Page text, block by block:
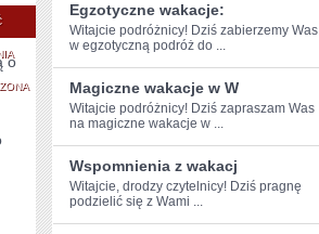
ANALIZA
TECHNICZNA
KREDYTY
KONSUMENCKIE
o
Egzotyczne wakacje:
Witajcie podróżnicy! Dziś zabierzemy Was
w egzotyczną podróż do⁣ ...
Magiczne wakacje w W
Witajcie podróżnicy! Dziś zapraszam Was
na magiczne wakacje w ...
Wspomnienia z wakacj
Witajcie, ⁣drodzy ‌czytelnicy! Dziś ​pragnę
podzielić się z Wami ...